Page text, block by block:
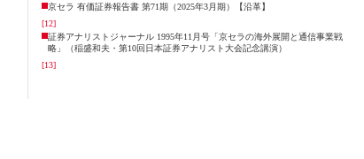
京セラ 有価証券報告書 第71期（2025年3月期）【沿革】
[12]
証券アナリストジャーナル 1995年11月号「京セラの海外展開と通信事業戦
略」（稲盛和夫・第10回日本証券アナリスト大会記念講演）
[13]